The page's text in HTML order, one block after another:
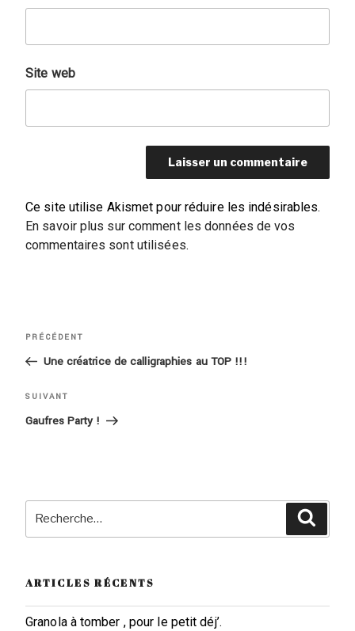
Site web
Ce site utilise Akismet pour réduire les indésirables.
En savoir plus sur comment les données de vos
commentaires sont utilisées.
Navigation
de
l’article
Article
précédent
PRÉCÉDENT
Une créatrice de calligraphies au TOP !!!
Article
suivant
SUIVANT
Gaufres Party !
pour
ARTICLES RÉCENTS
Granola à tomber , pour le petit déj’.